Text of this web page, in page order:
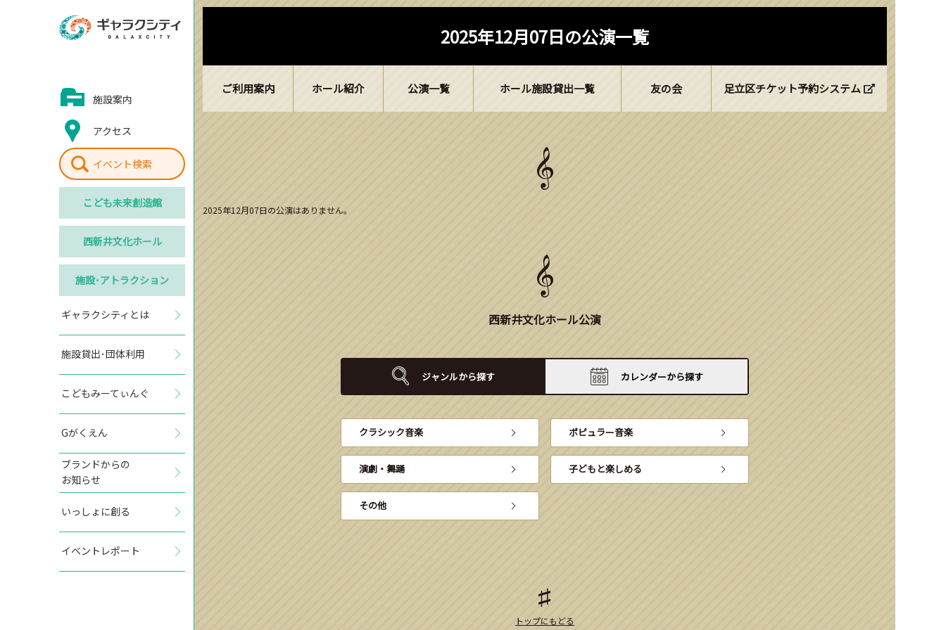
施設案内
アクセス
イベント検索
こども未来創造館
西新井文化ホール
施設･アトラクション
ギャラクシティとは
施設貸出･団体利用
こどもみーてぃんぐ
Gがくえん
ブランドからの
お知らせ
いっしょに創る
イベントレポート
2025年12月07日の公演一覧
ご利用案内 ホール紹介 公演一覧 ホール施設貸出一覧 友の会 足立区チケット予約システム
2025年12月07日の公演はありません。
西新井文化ホール公演
ジャンルから探す カレンダーから探す
クラシック音楽 ポピュラー音楽
演劇・舞踊 子どもと楽しめる
その他
トップにもどる